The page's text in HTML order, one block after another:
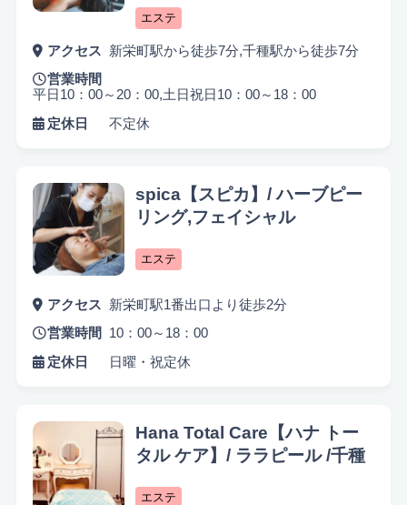
こだわり検索
当日受付OK 都度払いOK 駅から徒歩10分以内
お子様同伴可 男性可
アメニティまたはコスメ充実
エステ
アクセス
新栄町駅から徒歩7分,千種駅から徒歩7分
営業時間
平日10：00～20：00,土日祝日10：00～18：00
定休日
不定休
spica【スピカ】/ ハーブピー
リング,フェイシャル
エステ
アクセス
新栄町駅1番出口より徒歩2分
営業時間
10：00～18：00
定休日
日曜・祝定休
Hana Total Care【ハナ トー
タル ケア】/ ララピール /千種
エステ